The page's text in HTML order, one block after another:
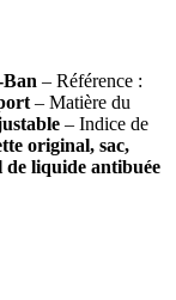
– Référence :
– Matière du
– Indice de
original, sac,
de liquide antibuée